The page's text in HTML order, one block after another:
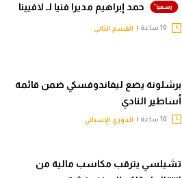
حمد إبراهيم مديرا فنيا لـ لافيينا
القسم الثاني
برشلونة يضع ليفاندوفسكي ضمن قائمة
أساطير النادي
الدوري الإسباني
تشيلسي يترقب مكاسب مالية من